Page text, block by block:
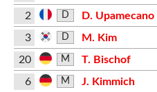
2 D D. Upamecano
3 D
M. Kim
20
M T. Bischof
6 M J. Kimmich